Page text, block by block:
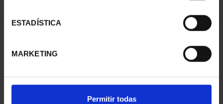
ESTADÍSTICA
MARKETING
Permitir todas
REFINAR